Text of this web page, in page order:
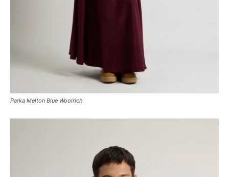
Parka Melton Blue Woolrich